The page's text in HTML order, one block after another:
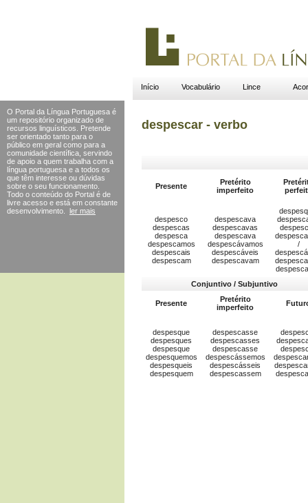
Início Vocabulário Lince
O Portal da Língua Portuguesa é
um repositório organizado de
recursos linguísticos. Pretende
ser orientado tanto para o
público em geral como para a
comunidade científica, servindo
de apoio a quem trabalha com a
língua portuguesa e a todos os
que têm interesse ou dúvidas
sobre o seu funcionamento.
Todo o conteúdo do Portal é de
livre acesso e está em constante
desenvolvimento.
ler mais
despescar - verbo
Presente
Pretérito
imperfeito
despesco
despescas
despesca
despescamos
despescais
despescam
despescava
despescavas
despescava
despescávamos
despescáveis
despescavam
/
Conjuntivo / Subjuntivo
Presente
Pretérito
imperfeito
despesque
despesques
despesque
despesquemos
despesqueis
despesquem
despescasse
despescasses
despescasse
despescássemos
despescásseis
despescassem